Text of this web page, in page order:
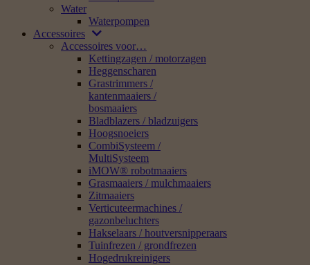
AP systeem
AS systeem
AK systeem
STIHL connected /
smart products
Veiligheidskleding
Bosjassen / werkshirts
Werkhandschoenen /
veiligheidshandschoenen
Werkbroeken /
veiligheidsbroeken
Veiligheidsschoenen /
veiligheidslaarzen
Veiligheidsbrillen /
oogbescherming
Gezichtsbescherming /
gehoorbescherming /
hoofdbescherming
Veiligheidskleding /
beschermende kleding